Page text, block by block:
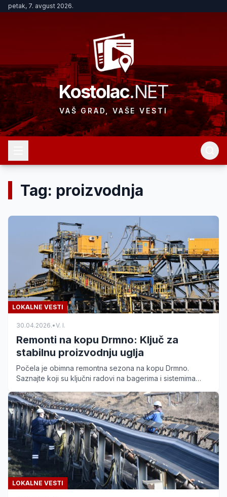
petak, 7. avgust 2026.
Kostolac.NET
VAŠ GRAD, VAŠE VESTI
Tag: proizvodnja
LOKALNE VESTI
30.04.2026.•V. I.
Remonti na kopu Drmno: Ključ za
stabilnu proizvodnju uglja
Počela je obimna remontna sezona na kopu Drmno.
Saznajte koji su ključni radovi na bagerima i sistemima
LOKALNE VESTI